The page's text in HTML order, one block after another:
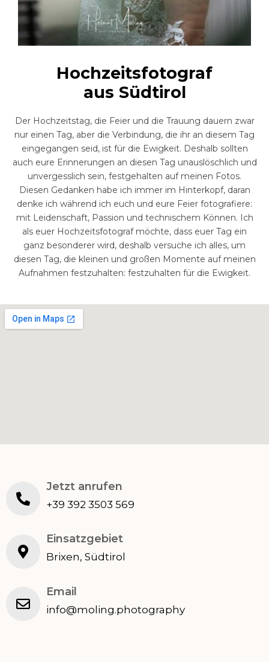
Hochzeitsfotograf
aus Südtirol
Der Hochzeitstag, die Feier und die Trauung dauern zwar
nur einen Tag, aber die Verbindung, die ihr an diesem Tag
eingegangen seid, ist für die Ewigkeit. Deshalb sollten
auch eure Erinnerungen an diesen Tag unauslöschlich und
unvergesslich sein, festgehalten auf meinen Fotos.
Diesen Gedanken habe ich immer im Hinterkopf, daran
denke ich während ich euch und eure Feier fotografiere:
mit Leidenschaft, Passion und technischem Können. Ich
als euer Hochzeitsfotograf möchte, dass euer Tag ein
ganz besonderer wird, deshalb versuche ich alles, um
diesen Tag, die kleinen und großen Momente auf meinen
Aufnahmen festzuhalten: festzuhalten für die Ewigkeit.
Jetzt anrufen
+39 392 3503 569
Einsatzgebiet
Brixen, Südtirol
Email
info@moling.photography